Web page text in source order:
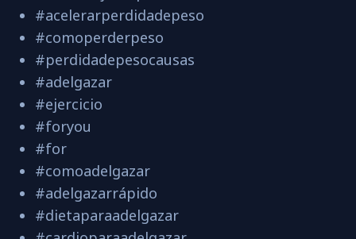
#acelerarperdidadepeso
#comoperderpeso
#perdidadepesocausas
#adelgazar
#ejercicio
#foryou
#for
#comoadelgazar
#adelgazarrápido
#dietaparaadelgazar